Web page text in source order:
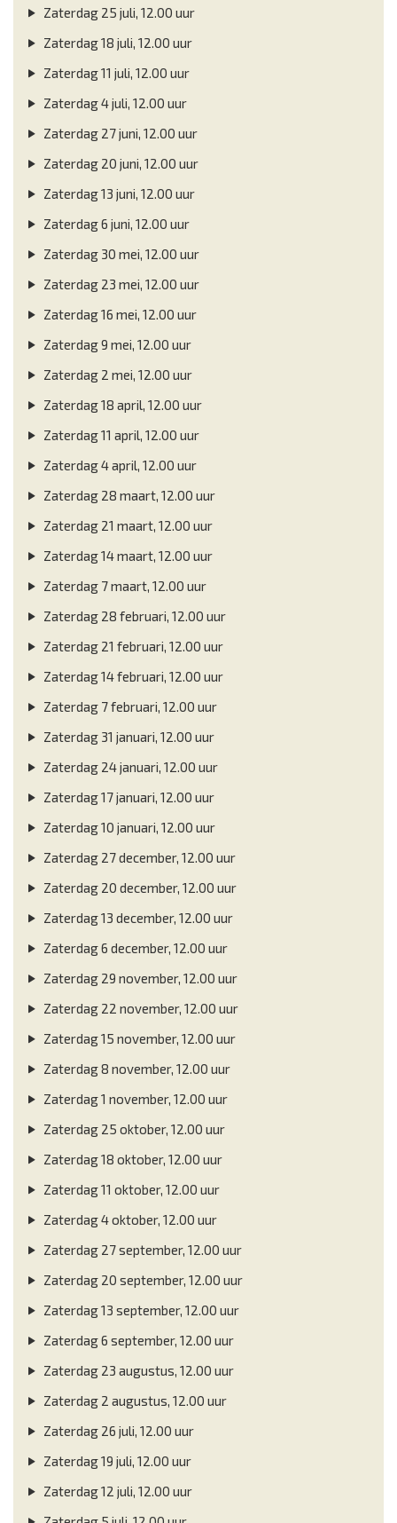
Zaterdag 25 juli, 12.00 uur
Zaterdag 18 juli, 12.00 uur
Zaterdag 11 juli, 12.00 uur
Zaterdag 4 juli, 12.00 uur
Zaterdag 27 juni, 12.00 uur
Zaterdag 20 juni, 12.00 uur
Zaterdag 13 juni, 12.00 uur
Zaterdag 6 juni, 12.00 uur
Zaterdag 30 mei, 12.00 uur
Zaterdag 23 mei, 12.00 uur
Zaterdag 16 mei, 12.00 uur
Zaterdag 9 mei, 12.00 uur
Zaterdag 2 mei, 12.00 uur
Zaterdag 18 april, 12.00 uur
Zaterdag 11 april, 12.00 uur
Zaterdag 4 april, 12.00 uur
Zaterdag 28 maart, 12.00 uur
Zaterdag 21 maart, 12.00 uur
Zaterdag 14 maart, 12.00 uur
Zaterdag 7 maart, 12.00 uur
Zaterdag 28 februari, 12.00 uur
Zaterdag 21 februari, 12.00 uur
Zaterdag 14 februari, 12.00 uur
Zaterdag 7 februari, 12.00 uur
Zaterdag 31 januari, 12.00 uur
Zaterdag 24 januari, 12.00 uur
Zaterdag 17 januari, 12.00 uur
Zaterdag 10 januari, 12.00 uur
Zaterdag 27 december, 12.00 uur
Zaterdag 20 december, 12.00 uur
Zaterdag 13 december, 12.00 uur
Zaterdag 6 december, 12.00 uur
Zaterdag 29 november, 12.00 uur
Zaterdag 22 november, 12.00 uur
Zaterdag 15 november, 12.00 uur
Zaterdag 8 november, 12.00 uur
Zaterdag 1 november, 12.00 uur
Zaterdag 25 oktober, 12.00 uur
Zaterdag 18 oktober, 12.00 uur
Zaterdag 11 oktober, 12.00 uur
Zaterdag 4 oktober, 12.00 uur
Zaterdag 27 september, 12.00 uur
Zaterdag 20 september, 12.00 uur
Zaterdag 13 september, 12.00 uur
Zaterdag 6 september, 12.00 uur
Zaterdag 23 augustus, 12.00 uur
Zaterdag 2 augustus, 12.00 uur
Zaterdag 26 juli, 12.00 uur
Zaterdag 19 juli, 12.00 uur
Zaterdag 12 juli, 12.00 uur